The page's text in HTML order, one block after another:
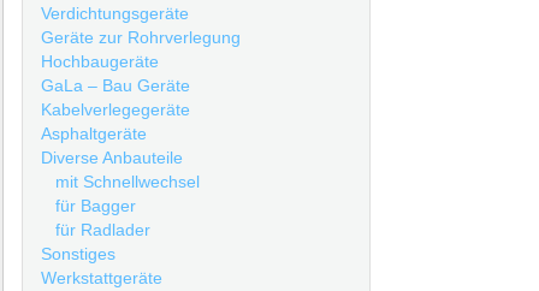
Verdichtungsgeräte
Geräte zur Rohrverlegung
Hochbaugeräte
GaLa – Bau Geräte
Kabelverlegegeräte
Asphaltgeräte
Diverse Anbauteile
mit Schnellwechsel
für Bagger
für Radlader
Sonstiges
Werkstattgeräte